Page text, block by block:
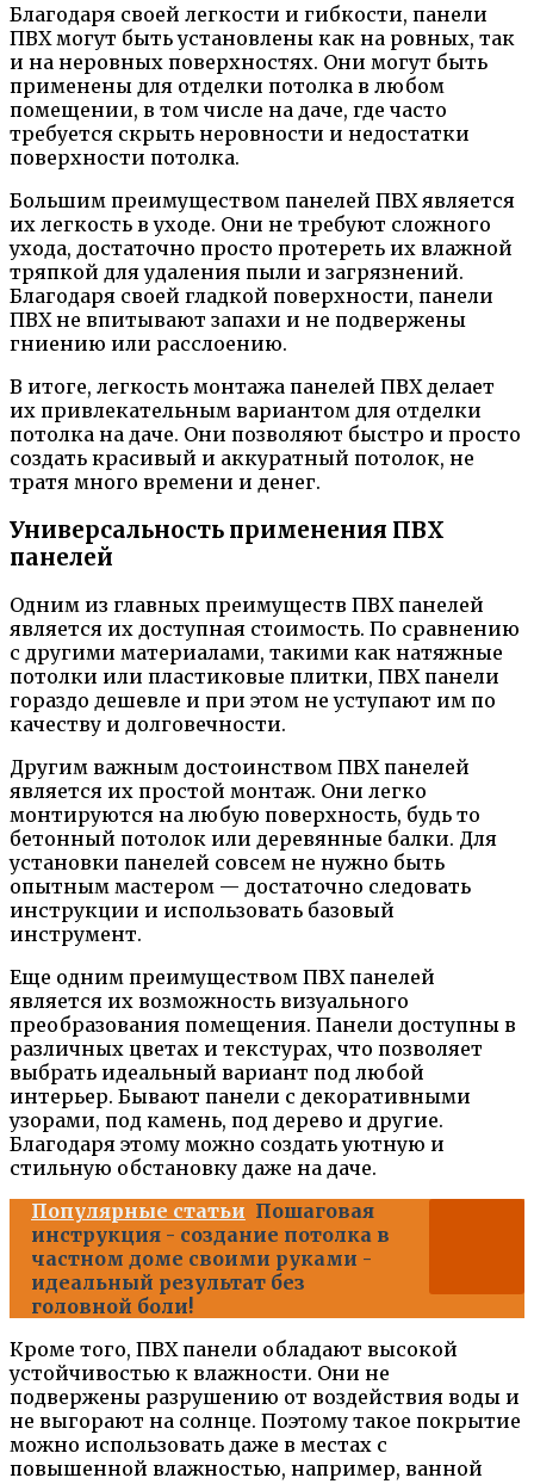
Благодаря своей легкости и гибкости, панели
ПВХ могут быть установлены как на ровных, так
и на неровных поверхностях. Они могут быть
применены для отделки потолка в любом
помещении, в том числе на даче, где часто
требуется скрыть неровности и недостатки
поверхности потолка.
Большим преимуществом панелей ПВХ является
их легкость в уходе. Они не требуют сложного
ухода, достаточно просто протереть их влажной
тряпкой для удаления пыли и загрязнений.
Благодаря своей гладкой поверхности, панели
ПВХ не впитывают запахи и не подвержены
гниению или расслоению.
В итоге, легкость монтажа панелей ПВХ делает
их привлекательным вариантом для отделки
потолка на даче. Они позволяют быстро и просто
создать красивый и аккуратный потолок, не
тратя много времени и денег.
Универсальность применения ПВХ
панелей
Одним из главных преимуществ ПВХ панелей
является их доступная стоимость. По сравнению
с другими материалами, такими как натяжные
потолки или пластиковые плитки, ПВХ панели
гораздо дешевле и при этом не уступают им по
качеству и долговечности.
Другим важным достоинством ПВХ панелей
является их простой монтаж. Они легко
монтируются на любую поверхность, будь то
бетонный потолок или деревянные балки. Для
установки панелей совсем не нужно быть
опытным мастером — достаточно следовать
инструкции и использовать базовый
инструмент.
Еще одним преимуществом ПВХ панелей
является их возможность визуального
преобразования помещения. Панели доступны в
различных цветах и текстурах, что позволяет
выбрать идеальный вариант под любой
интерьер. Бывают панели с декоративными
узорами, под камень, под дерево и другие.
Благодаря этому можно создать уютную и
стильную обстановку даже на даче.
Популярные статьи Пошаговая
инструкция - создание потолка в
частном доме своими руками -
идеальный результат без
головной боли!
Кроме того, ПВХ панели обладают высокой
устойчивостью к влажности. Они не
подвержены разрушению от воздействия воды и
не выгорают на солнце. Поэтому такое покрытие
можно использовать даже в местах с
повышенной влажностью, например, ванной